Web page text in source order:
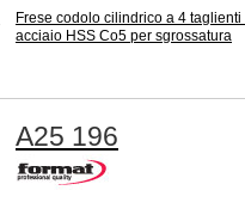
Frese codolo cilindrico a 4 taglienti
acciaio HSS Co5 per sgrossatura
A25 196